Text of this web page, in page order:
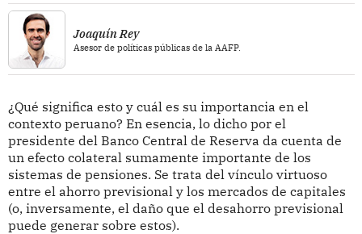
Joaquín Rey
Asesor de políticas públicas de la AAFP.
¿Qué significa esto y cuál es su importancia en el
contexto peruano? En esencia, lo dicho por el
presidente del Banco Central de Reserva da cuenta de
un efecto colateral sumamente importante de los
sistemas de pensiones. Se trata del vínculo virtuoso
entre el ahorro previsional y los mercados de capitales
(o, inversamente, el daño que el desahorro previsional
puede generar sobre estos).